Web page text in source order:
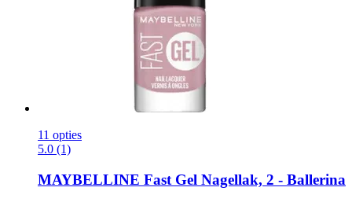
11 opties
5.0 (1)
MAYBELLINE Fast Gel Nagellak, 2 -​ Ballerina